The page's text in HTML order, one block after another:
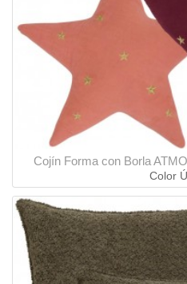
Cojín Forma con Borla
Color